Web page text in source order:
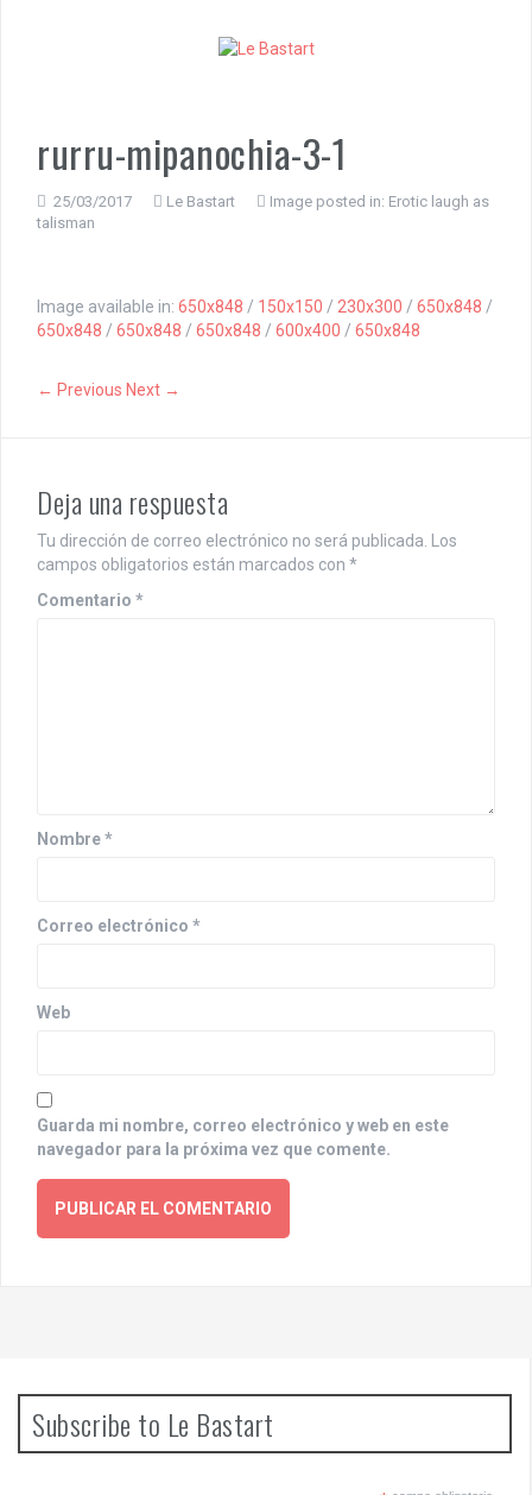
rurru-mipanochia-3-1
25/03/2017 Le Bastart Image posted in: Erotic laugh as
talisman
Image available in: 650x848 / 150x150 / 230x300 / 650x848 /
650x848 / 650x848 / 650x848 / 600x400 / 650x848
← Previous Next →
Deja una respuesta
Tu dirección de correo electrónico no será publicada. Los
campos obligatorios están marcados con *
Comentario *
Nombre*
Correo electrónico *
Web
Guarda mi nombre, correo electrónico y web en este
navegador para la próxima vez que comente.
Subscribe to Le Bastart